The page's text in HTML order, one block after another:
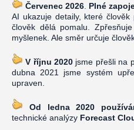
Červenec 2026 Plné
AI ukazuje detaily, které
člověk dělá pomalu.
myšlenek. Ale směr určuje
V říjnu 2020 jsme přešli na
dubna 2021 jsme systém
upraven.
Od ledna 2020
technické analýzy Forecast